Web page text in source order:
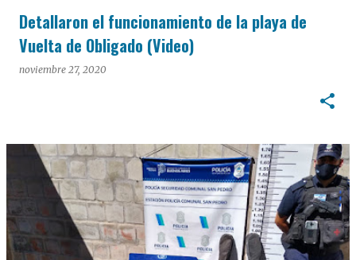
Detallaron el funcionamiento de la playa de
Vuelta de Obligado (Video)
noviembre 27, 2020